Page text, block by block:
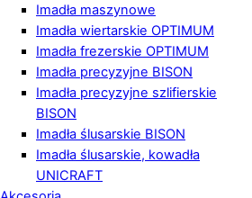
Imadła maszynowe
Imadła wiertarskie OPTIMUM
Imadła frezerskie OPTIMUM
Imadła precyzyjne BISON
Imadła precyzyjne szlifierskie
BISON
Imadła ślusarskie BISON
Imadła ślusarskie, kowadła
UNICRAFT